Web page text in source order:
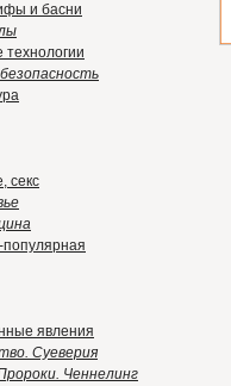
и басни
секс
популярная
явления
Суеверия
Ченнелинг